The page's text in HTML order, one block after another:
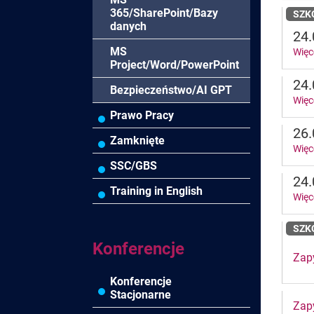
Pozostałe branże
Prawo pracy
Asystentka/Sekretarka
Negocjacje/Sprzedaż/Obsługa
Klienta
Efektywność
osobista//Wellbeing
365/SharePoint/Bazy
danych
MS
Project/Word/PowerPoint
Bezpieczeństwo/AI GPT
Prawo Pracy
Zamknięte
SSC/GBS
Training in English
Konferencje
Konferencje
Stacjonarne